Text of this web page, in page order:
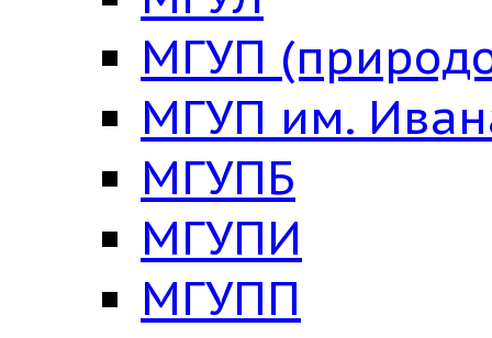
МГУП
МГУП им.
МГУПБ
МГУПИ
МГУПП